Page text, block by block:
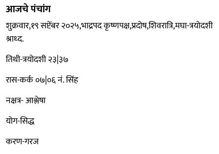
आजचे पंचांग
शुक्रवार,१९ सप्टेंबर २०२५,भाद्रपद कृष्णपक्ष,प्रदोष,शिवरात्रि,मघा-त्रयोदशी
श्राध्द.
तिथी-त्रयोदशी २३|३७
रास-कर्क ०७|०६ नं. सिंह
नक्षत्र- आश्लेषा
योग-सिद्ध
करण-गरज